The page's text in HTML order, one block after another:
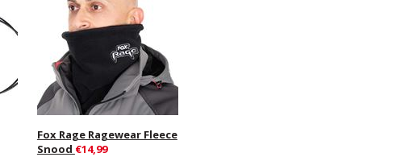
Fox Rage Ragewear Fleece
Snood €14,99